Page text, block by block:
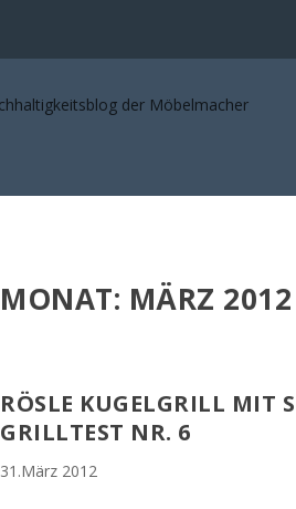
MONAT: MÄRZ 2012
RÖSLE KUGELGRILL MIT
RILLTEST NR. 6
31.März 2012